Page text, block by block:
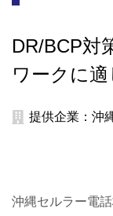
DR/BCP対
ワークに
提供企業：沖
沖縄セルラー電